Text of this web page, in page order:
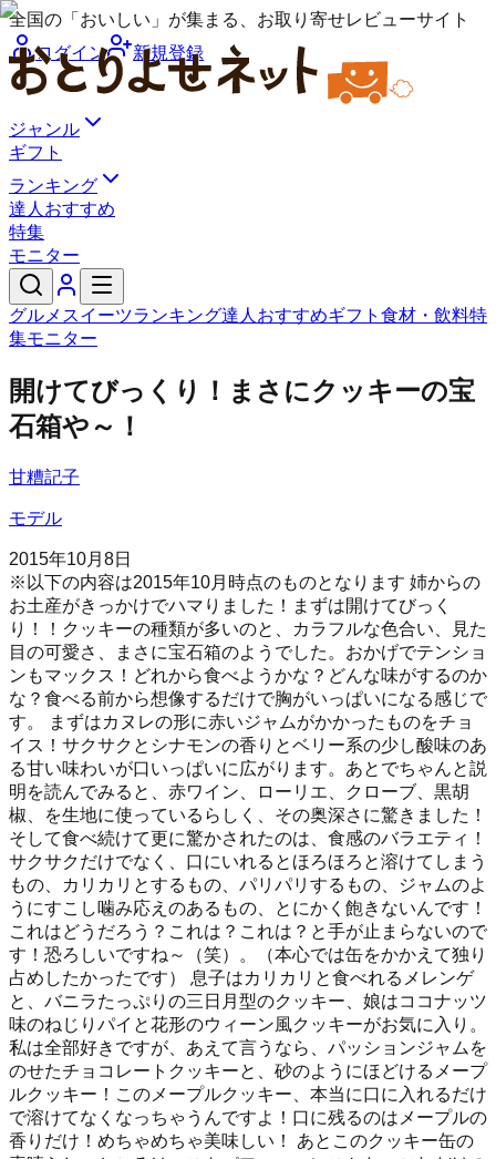
全国の「おいしい」が集まる、お取り寄せレビューサイト
ログイン
新規登録
ジャンル
ギフト
ランキング
達人おすすめ
特集
モニター
グルメ スイーツランキング達人おすすめギフト 食材・飲料特
集モニター
開けてびっくり！まさにクッキーの宝
石箱や～！
甘糟記子
モデル
2015年10月8日
※以下の内容は2015年10月時点のものとなります 姉からの
お土産がきっかけでハマりました！まずは開けてびっく
り！！クッキーの種類が多いのと、カラフルな色合い、見た
目の可愛さ、まさに宝石箱のようでした。おかげでテンショ
ンもマックス！どれから食べようかな？どんな味がするのか
な？食べる前から想像するだけで胸がいっぱいになる感じで
す。 まずはカヌレの形に赤いジャムがかかったものをチョ
イス！サクサクとシナモンの香りとベリー系の少し酸味のあ
る甘い味わいが口いっぱいに広がります。あとでちゃんと説
明を読んでみると、赤ワイン、ローリエ、クローブ、黒胡
椒、を生地に使っているらしく、その奥深さに驚きました！
そして食べ続けて更に驚かされたのは、食感のバラエティ！
サクサクだけでなく、口にいれるとほろほろと溶けてしまう
もの、カリカリとするもの、パリパリするもの、ジャムのよ
うにすこし噛み応えのあるもの、とにかく飽きないんです！
これはどうだろう？これは？これは？と手が止まらないので
す！恐ろしいですね～（笑）。（本心では缶をかかえて独り
占めしたかったです） 息子はカリカリと食べれるメレンゲ
と、バニラたっぷりの三日月型のクッキー、娘はココナッツ
味のねじりパイと花形のウィーン風クッキーがお気に入り。
私は全部好きですが、あえて言うなら、パッションジャムを
のせたチョコレートクッキーと、砂のようにほどけるメープ
ルクッキー！このメープルクッキー、本当に口に入れるだけ
で溶けてなくなっちゃうんですよ！口に残るのはメープルの
香りだけ！めちゃめちゃ美味しい！ あとこのクッキー缶の